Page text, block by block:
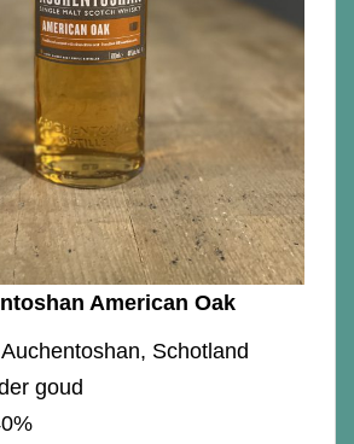
American Oak
Auchentoshan, Schotland
goud